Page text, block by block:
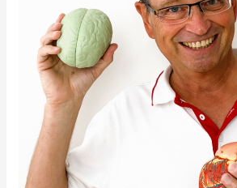
Kohärenz
mentale
Gesundheit